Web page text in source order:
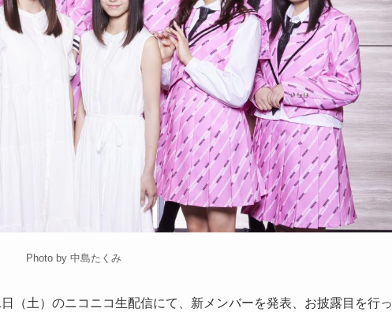
Photo by 中島たくみ
（土）のニコニコ生配信にて、新メンバーを発表、お披露目を行っ